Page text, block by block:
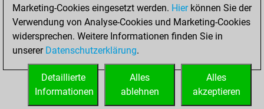
Türme auf der siebten
0
STARTSEITE
Marketing-Cookies eingesetzt werden. Hierkönnen Sie der
Verwendung von Analyse-Cookies und Marketing-Cookies
widersprechen. Weitere Informationen finden Sie in
unserer Datenschutzerklärung.
Alles
akzeptieren
Alles
ablehnen
Detaillierte
Informationen